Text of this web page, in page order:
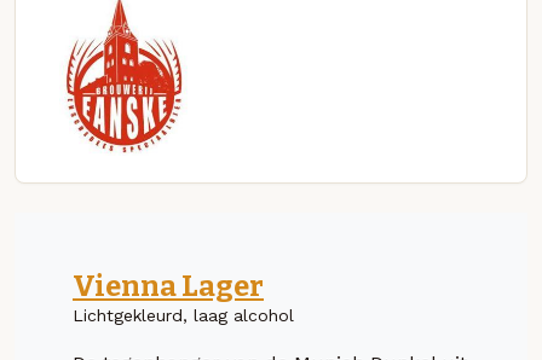
Vienna Lager
Lichtgekleurd, laag alcohol